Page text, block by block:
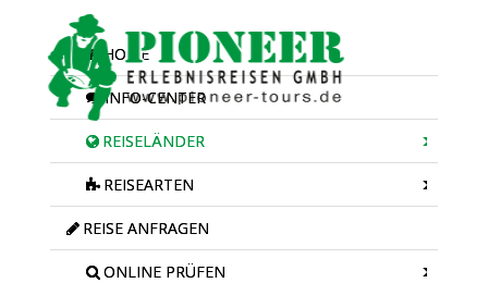
HOME
INFO-CENTER
REISELÄNDER
REISEARTEN
REISE ANFRAGEN
ONLINE PRÜFEN